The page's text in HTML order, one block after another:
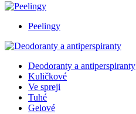
Peelingy
Deodoranty a antiperspiranty
Kuličkové
Ve spreji
Tuhé
Gelové